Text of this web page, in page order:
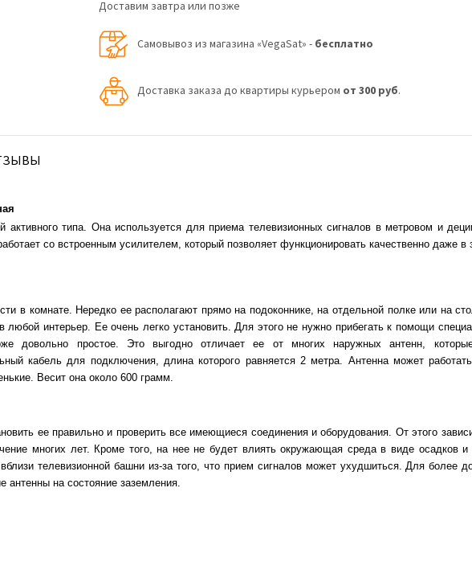
Доставим завтра или позже
Самовывоз из магазина «VegaSat» - бесплатно
Доставка заказа до квартиры курьером от 300 руб.
активного типа. Она используется для приема телевизионных сигналов в метровом и
со встроенным усилителем, который позволяет функционировать качественно даже в
в комнате. Нередко ее располагают прямо на подоконнике, на отдельной полке или на
интерьер. Ее очень легко установить. Для этого не нужно прибегать к помощи
довольно простое. Это выгодно отличает ее от многих наружных антенн,
кабель для подключения, длина которого равняется 2 метра. Антенна может
Весит она около 600 грамм.
ее правильно и проверить все имеющиеся соединения и оборудования. От этого
многих лет. Кроме того, на нее не будет влиять окружающая среда в виде осадков и
вблизи телевизионной башни из-за того, что прием сигналов может ухудшиться. Для более
антенны на состояние заземления.